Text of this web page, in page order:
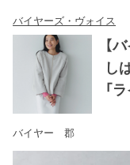
バイヤーズ・ヴォイス
【
し
「
バイヤー 郡